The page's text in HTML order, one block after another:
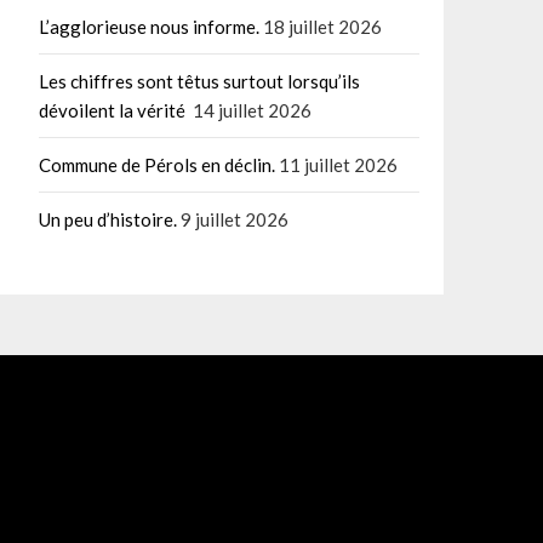
L’agglorieuse nous informe. 18 juillet 2026
Les chiffres sont têtus surtout lorsqu’ils
dévoilent la vérité 14 juillet 2026
Commune de Pérols en déclin. 11 juillet 2026
Un peu d’histoire.9 juillet 2026